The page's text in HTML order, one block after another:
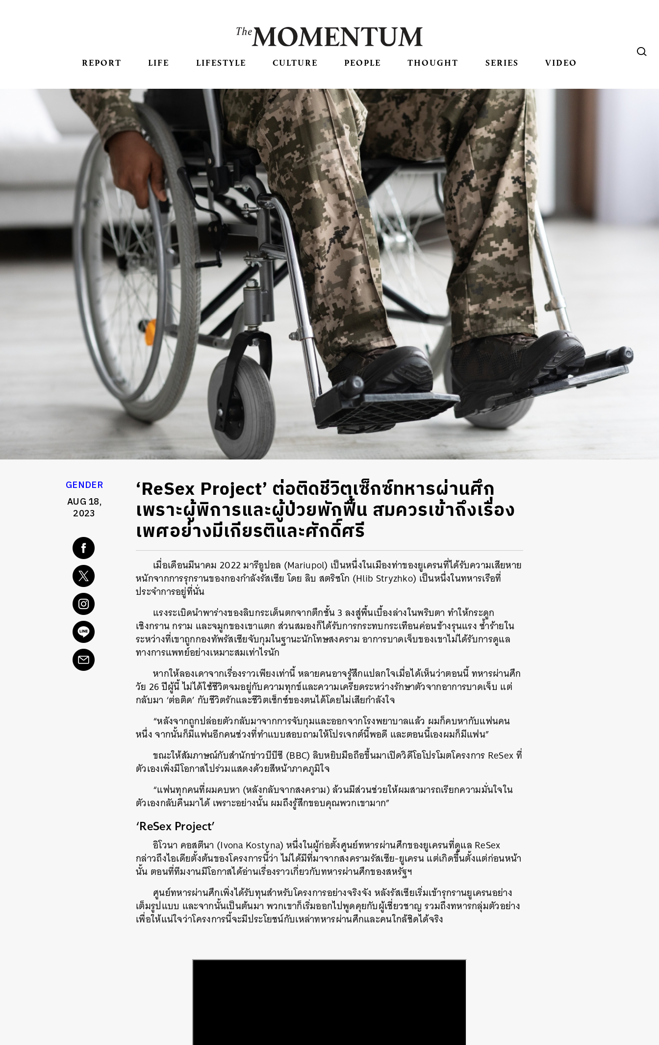
REPORT LIFE LIFESTYLE CULTURE PEOPLE THOUGHT SERIES VIDEO
GENDER
AUG 18,
2023
‘ReSex Project’ ต่อติดชีวิตเซ็กซ์ทหารผ่านศึก
เพราะผู้พิการและผู้ป่วยพักฟื้น สมควรเข้าถึงเรื่อง
เพศอย่างมีเกียรติและศักดิ์ศรี
เมื่อเดือนมีนาคม 2022 มารีอูปอล (Mariupol) เป็นหนึ่งในเมืองท่าของยูเครนที่ได้รับความเสียหาย
หนักจากการรุกรานของกองกำลังรัสเซีย โดย ลิบ สตริซโก (Hlib Stryzhko) เป็นหนึ่งในทหารเรือที่
ประจำการอยู่ที่นั่น
แรงระเบิดนำพาร่างของลิบกระเด็นตกจากตึกชั้น 3 ลงสู่พื้นเบื้องล่างในพริบตา ทำให้กระดูก
เชิงกราน กราม และจมูกของเขาแตก ส่วนสมองก็ได้รับการกระทบกระเทือนค่อนข้างรุนแรง ซ้ำร้ายใน
ระหว่างที่เขาถูกกองทัพรัสเซียจับกุมในฐานะนักโทษสงคราม อาการบาดเจ็บของเขาไม่ได้รับการดูแล
ทางการแพทย์อย่างเหมาะสมเท่าไรนัก
หากให้ลองเดาจากเรื่องราวเพียงเท่านี้ หลายคนอาจรู้สึกแปลกใจเมื่อได้เห็นว่าตอนนี้ ทหารผ่านศึก
วัย 26 ปีผู้นี้ ไม่ได้ใช้ชีวิตจมอยู่กับความทุกข์และความเครียดระหว่างรักษาตัวจากอาการบาดเจ็บ แต่
กลับมา ‘ต่อติด’ กับชีวิตรักและชีวิตเซ็กซ์ของตนได้โดยไม่เสียกำลังใจ
“หลังจากถูกปล่อยตัวกลับมาจากการจับกุมและออกจากโรงพยาบาลแล้ว ผมก็คบหากับแฟนคน
หนึ่ง จากนั้นก็มีแฟนอีกคนช่วงที่ทำแบบสอบถามให้โปรเจกต์นี้พอดี และตอนนี้เองผมก็มีแฟน”
ขณะให้สัมภาษณ์กับสำนักข่าวบีบีซี (BBC) ลิบหยิบมือถือขึ้นมาเปิดวิดีโอโปรโมตโครงการ ReSex ที่
ตัวเองเพิ่งมีโอกาสไปร่วมแสดงด้วยสีหน้าภาคภูมิใจ
“แฟนทุกคนที่ผมคบหา (หลังกลับจากสงคราม) ล้วนมีส่วนช่วยให้ผมสามารถเรียกความมั่นใจใน
ตัวเองกลับคืนมาได้ เพราะอย่างนั้น ผมถึงรู้สึกขอบคุณพวกเขามาก”
‘ReSex Project’
อิโวนา คอสตีนา (Ivona Kostyna) หนึ่งในผู้ก่อตั้งศูนย์ทหารผ่านศึกของยูเครนที่ดูแล ReSex
กล่าวถึงไอเดียตั้งต้นของโครงการนี้ว่า ไม่ได้มีที่มาจากสงครามรัสเซีย-ยูเครน แต่เกิดขึ้นตั้งแต่ก่อนหน้า
นั้น ตอนที่ทีมงานมีโอกาสได้อ่านเรื่องราวเกี่ยวกับทหารผ่านศึกของสหรัฐฯ
ศูนย์ทหารผ่านศึกเพิ่งได้รับทุนสำหรับโครงการอย่างจริงจัง หลังรัสเซียเริ่มเข้ารุกรานยูเครนอย่าง
เต็มรูปแบบ และจากนั้นเป็นต้นมา พวกเขาก็เริ่มออกไปพูดคุยกับผู้เชี่ยวชาญ รวมถึงทหารกลุ่มตัวอย่าง
เพื่อให้แน่ใจว่าโครงการนี้จะมีประโยชน์กับเหล่าทหารผ่านศึกและคนใกล้ชิดได้จริง